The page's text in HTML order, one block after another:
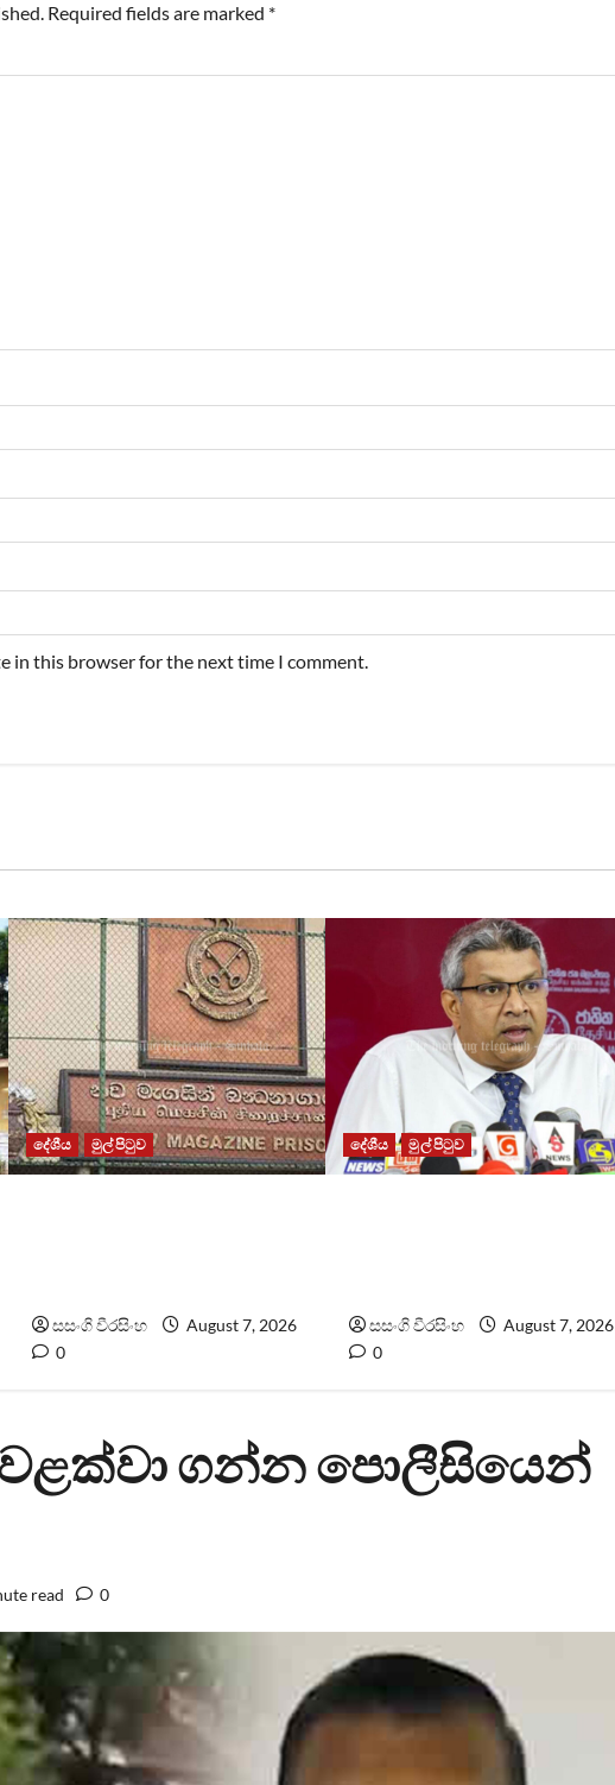
ගන්න පොලීසියෙන්
read 0
Required fields are marked *
in this browser for the next time I comment.
දේශීය මුල් පිටුව
සසංගි වීරසිංහ
August 7, 2026
0
දේශීය මුල් පිටුව
සසංගි වීරසිංහ
August 7, 2026
0